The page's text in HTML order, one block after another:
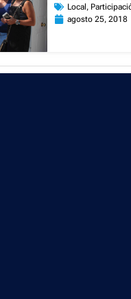
Local ,
agosto 25, 2018